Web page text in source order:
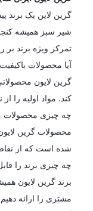
شیر سبز همیشه
تمرکز ویژه برند بر
آیا محصولات
گرین لایون
کند. مواد اولیه را
چه چیزی محصولات
محصولات گرین
شده است که از
چه چیزی برند را
برند گرین لایون
مشتری را ارائه